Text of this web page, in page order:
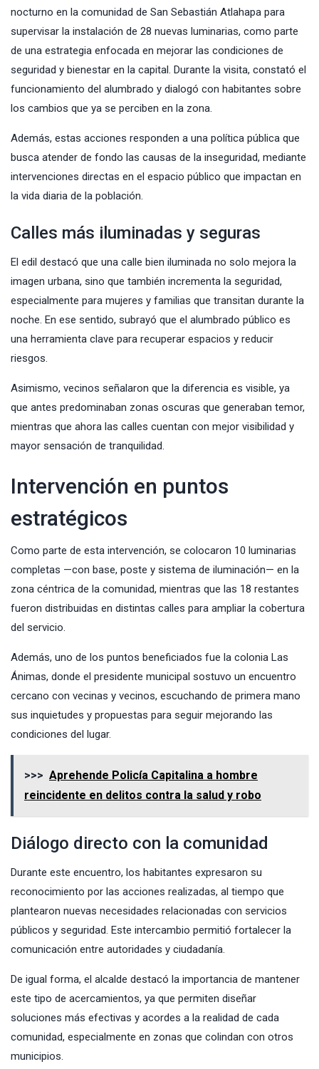
nocturno en la comunidad de San Sebastián Atlahapa para
supervisar la instalación de 28 nuevas luminarias, como parte
de una estrategia enfocada en mejorar las condiciones de
seguridad y bienestar en la capital. Durante la visita, constató el
funcionamiento del alumbrado y dialogó con habitantes sobre
los cambios que ya se perciben en la zona.
Además, estas acciones responden a una política pública que
busca atender de fondo las causas de la inseguridad, mediante
intervenciones directas en el espacio público que impactan en
la vida diaria de la población.
Calles más iluminadas y seguras
El edil destacó que una calle bien iluminada no solo mejora la
imagen urbana, sino que también incrementa la seguridad,
especialmente para mujeres y familias que transitan durante la
noche. En ese sentido, subrayó que el alumbrado público es
una herramienta clave para recuperar espacios y reducir
riesgos.
Asimismo, vecinos señalaron que la diferencia es visible, ya
que antes predominaban zonas oscuras que generaban temor,
mientras que ahora las calles cuentan con mejor visibilidad y
mayor sensación de tranquilidad.
Intervención en puntos
estratégicos
Como parte de esta intervención, se colocaron 10 luminarias
completas —con base, poste y sistema de iluminación— en la
zona céntrica de la comunidad, mientras que las 18 restantes
fueron distribuidas en distintas calles para ampliar la cobertura
del servicio.
Además, uno de los puntos beneficiados fue la colonia Las
Ánimas, donde el presidente municipal sostuvo un encuentro
cercano con vecinas y vecinos, escuchando de primera mano
sus inquietudes y propuestas para seguir mejorando las
condiciones del lugar.
>>> Aprehende Policía Capitalina a hombre
reincidente en delitos contra la salud y robo
Diálogo directo con la comunidad
Durante este encuentro, los habitantes expresaron su
reconocimiento por las acciones realizadas, al tiempo que
plantearon nuevas necesidades relacionadas con servicios
públicos y seguridad. Este intercambio permitió fortalecer la
comunicación entre autoridades y ciudadanía.
De igual forma, el alcalde destacó la importancia de mantener
este tipo de acercamientos, ya que permiten diseñar
soluciones más efectivas y acordes a la realidad de cada
comunidad, especialmente en zonas que colindan con otros
municipios.